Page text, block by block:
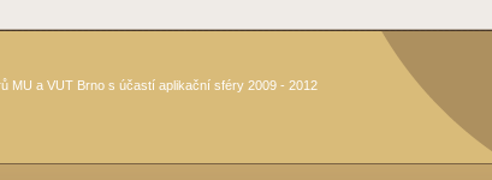
MU a VUT Brno s účastí aplikační sféry 2009 - 2012